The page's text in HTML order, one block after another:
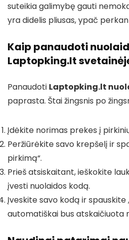
suteikia galimybę gauti
yra didelis pliusas, ypač
Kaip panaudoti
Laptopking.lt
Panaudoti Laptopking.lt
paprasta. Štai žingsnis po
Įdėkite norimas prekes į
Peržiūrėkite savo krepšelį ir
pirkimą“.
Prieš atsiskaitant, ieškokite
įvesti nuolaidos kodą.
Įveskite savo kodą ir spauskite
automatiškai bus atskaičiuota